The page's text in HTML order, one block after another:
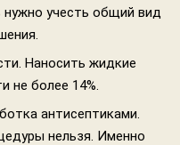
учесть общий вид
Наносить жидкие
не более 14%.
антисептиками.
нельзя. Именно